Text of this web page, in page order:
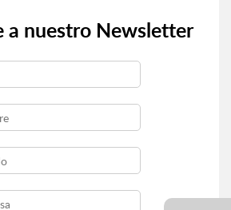
a nuestro Newsletter